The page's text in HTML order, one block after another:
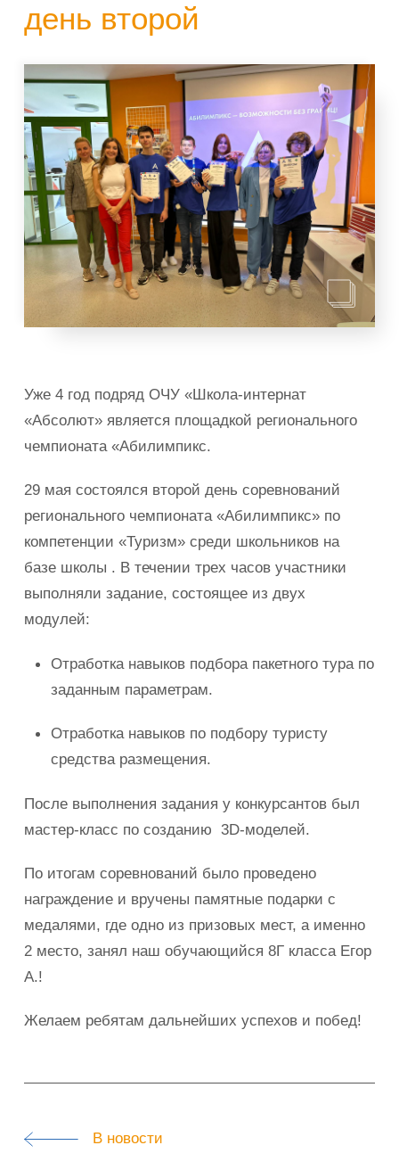
день второй
Уже 4 год подряд ОЧУ «Школа-интернат
«Абсолют» является площадкой регионального
чемпионата «Абилимпикс.
29 мая состоялся второй день соревнований
регионального чемпионата «Абилимпикс» по
компетенции «Туризм» среди школьников на
базе школы . В течении трех часов участники
выполняли задание, состоящее из двух
модулей:
Отработка навыков подбора пакетного тура по
заданным параметрам.
Отработка навыков по подбору туристу
средства размещения.
После выполнения задания у конкурсантов был
мастер-класс по созданию 3D-моделей.
По итогам соревнований было проведено
награждение и вручены памятные подарки с
медалями, где одно из призовых мест, а именно
2 место, занял наш обучающийся 8Г класса Егор
А.!
Желаем ребятам дальнейших успехов и побед!
В новости